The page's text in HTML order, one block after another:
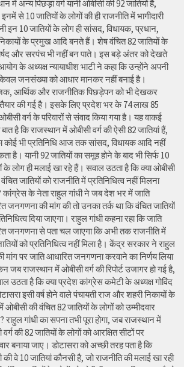
में अन्य पिछड़ा वर्ग यानी ओबीसी की 92 जातियों हैं,
से 10 जातियों के लोगों की ही राजनीति में भागीदारी
इन 10 जातियों के लोग ही सांसद, विधायक, प्रधान,
के प्रमुख आदि बनते हैं। शेष वंचित 82 जातियों के
और सरपंच भी नहीं बन पाते। इस बड़े अंतर को देखते
के अध्यक्ष न्यायाधीश भाटी ने कहा कि उन्होंने अपनी
केवल जनसंख्या को आधार मानकर नहीं बनाई है।
आर्थिक और राजनीतिक पिछड़ेपन को भी देखकर
तैयार की गई है। इसके लिए प्रदेश भर के 74 लाख 85
वर्ग के परिवारों से संवाद किया गया है। यह वाकई
है कि राजस्थान में ओबीसी वर्ग की ऐसी 82 जातियां हैं,
कोई भी प्रतिनिधि आज तक सांसद, विधायक आदि नहीं
है। यानी 92 जातियों का समूह होने के बाद भी सिर्फ 10
के लोग ही मलाई खा रहे हैं। सवाल उठता है कि क्या ओबीसी
वंचित जातियों को राजनीति में प्रतिनिधित्व नहीं मिलना
कांग्रेस के नेता राहुल गांधी ने जब देश भर में जाति
जनगणना की मांग की तो उनका तर्क था कि वंचित जातियों
दिया जाएगा। राहुल गांधी कहना रहा कि जाति
जनगणना से पता चल जाएगा कि अभी तक राजनीति में
को प्रतिनिधित्व नहीं मिला है। केंद्र सरकार ने राहुल
मांग पर जाति आधारित जनगणना करवाने का निर्णय लिया
जब राजस्थान में ओबीसी वर्ग की रिपोर्ट उजागर हो गई है,
उठता है कि क्या प्रदेश कांग्रेस कमेटी के अध्यक्ष गोविंद
इसी वर्ष होने वाले पंचायती राज और शहरी निकायों के
ओबीसी की वंचित 82 जातियों के लोगों को उम्मीदवार
राहुल गांधी का सपना तभी पूरा होगा, जब राजस्थान में
की 82 जातियों के लोगों को आरक्षित सीटों पर
बनाया जाए। डोटासरा को अच्छी तरह पता है कि
वे 10 जातियां कौनसी है, जो राजनीति की मलाई खा रही